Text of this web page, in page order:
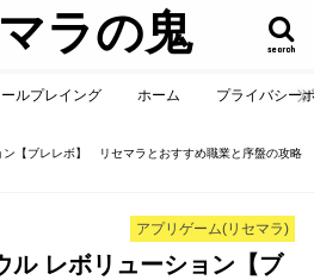
ラの鬼 search
ールプレイング ホーム プライバシー
ン【ブレレボ】 リセマラとおすすめ職業と序盤の攻略
アプリゲーム(リセマラ)
ル レボリューション【ブ